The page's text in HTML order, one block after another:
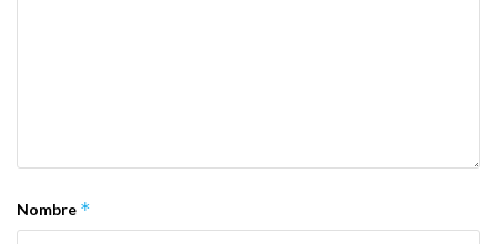
Nombre *